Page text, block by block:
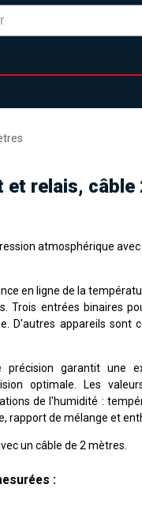
relais, câble
atmosphérique
en ligne de la
Trois entrées binaires
D'autres appareils sont
garantit une
optimale. Les
de l'humidité :
rapport de mélange et
un câble de 2 mètres.
: